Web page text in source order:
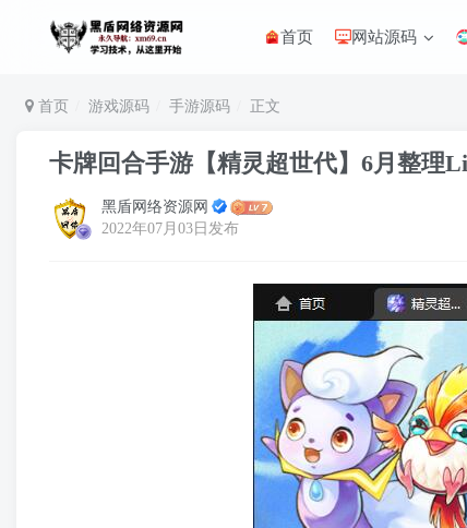
首页 网站源码
首页 游戏源码 手游源码 正文
卡牌回合手游【精灵超世代】6月整理
黑盾网络资源网
2022年07月03日发布